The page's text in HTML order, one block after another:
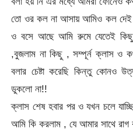
তো ওর কল না আসায় আমিও কল দেই
ও বসে আছে আমি রুমে যেতেই কিছু
,বুজলাম না কিছু , সম্পূর্ন ক্লাস ও
বলার চেষ্টা করেছি কিন্তু কোনও
‌ডুকলো না!!
ক্লাস শেষ হবার পর ও যখন চলে
আমি কি করলাম , যে আমার সাথে